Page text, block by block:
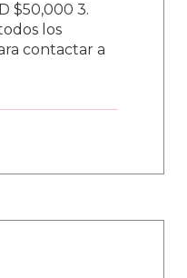
$50,000 3.
los
contactar a